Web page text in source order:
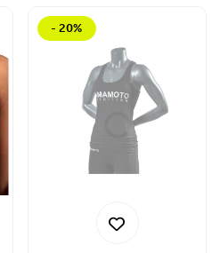
- 20%